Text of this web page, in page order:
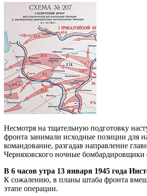
Несмотря на тщательную подготовку
фронта занимали исходные позиции для
командование, разгадав направление
Черняховского ночные бомбардировщики
В 6 часов утра 13 января 1945 года
К сожалению, в планы штаба фронта
этапе операции.